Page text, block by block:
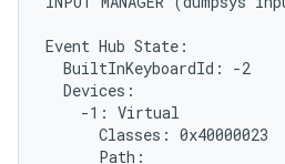
Event Hub State:
  BuiltInKeyboardId: -2
  Devices:
    -1: Virtual
      Classes: 0x40000023
      Path: